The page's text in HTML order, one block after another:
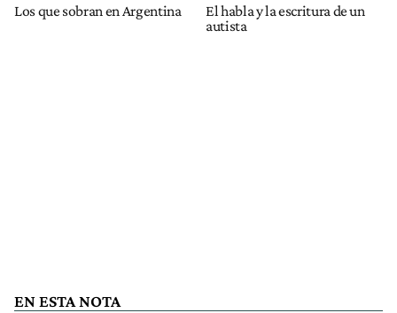
Los que sobran en Argentina
El habla y la escritura de un
autista
EN ESTA NOTA